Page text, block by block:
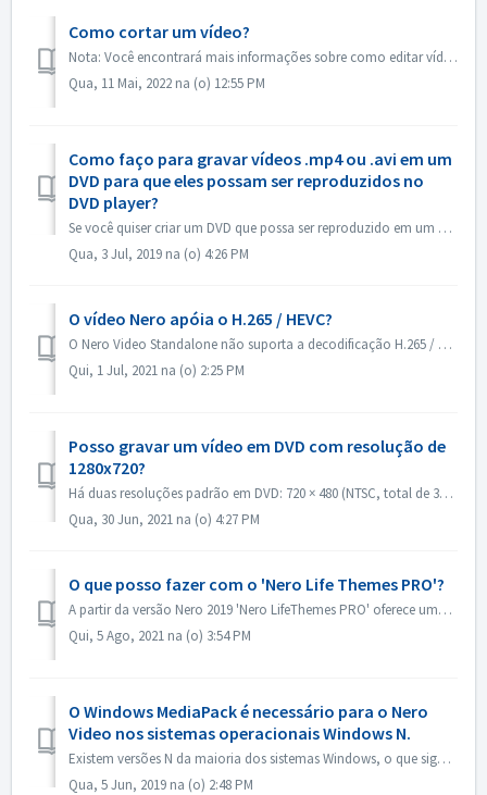
Como cortar um vídeo?
Nota: Você encontrará mais informações sobre como editar vídeos no link a seguir: Edição de vídeos Siga o link abaixo para obter mais informações abozt edi...
Qua, 11 Mai, 2022 na (o) 12:55 PM
Como faço para gravar vídeos .mp4 ou .avi em um
DVD para que eles possam ser reproduzidos no
DVD player?
Se você quiser criar um DVD que possa ser reproduzido em um DVD player, primeiro você precisa lembrar qual é o formato do disco. Há uma diferença fundamenta...
Qua, 3 Jul, 2019 na (o) 4:26 PM
O vídeo Nero apóia o H.265 / HEVC?
O Nero Video Standalone não suporta a decodificação H.265 / HEVC. A decodificação H.265 / HEVC está disponível somente no Nero Platinum Suite.
Qui, 1 Jul, 2021 na (o) 2:25 PM
Posso gravar um vídeo em DVD com resolução de
1280x720?
Há duas resoluções padrão em DVD: 720 × 480 (NTSC, total de 345.600 pixels) e 720 × 576 (PAL total de 414.720 pixels), ambas disponíveis em proporções de 4:...
Qua, 30 Jun, 2021 na (o) 4:27 PM
O que posso fazer com o 'Nero Life Themes PRO'?
A partir da versão Nero 2019 'Nero LifeThemes PRO' oferece uma gama completa de desenhos temáticos de filmes de alta qualidade, modelos de menus de ...
Qui, 5 Ago, 2021 na (o) 3:54 PM
O Windows MediaPack é necessário para o Nero
Video nos sistemas operacionais Windows N.
Existem versões N da maioria dos sistemas Windows, o que significa que o sistema não contém o Windows Media Player. Nesses sistemas Windows N, para executa...
Qua, 5 Jun, 2019 na (o) 2:48 PM